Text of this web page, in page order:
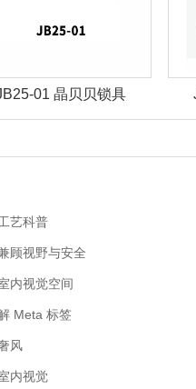
03 晶贝贝锁具
艺科普
顾视野与安全
内视觉空间
Meta 标签
风
内视觉